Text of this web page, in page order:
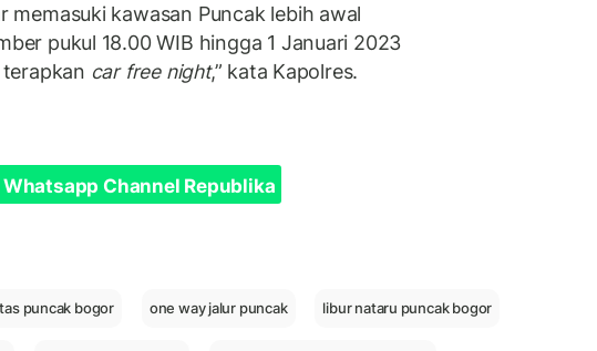
memasuki kawasan Puncak lebih awal
pukul 18.00 WIB hingga 1 Januari 2023
terapkan car free night,” kata Kapolres.
Channel Republika
puncak bogor one way jalur puncak libur nataru puncak bogor